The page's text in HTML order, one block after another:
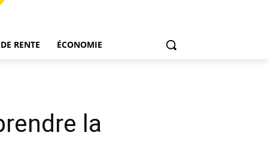
RENTE ÉCONOMIE
la